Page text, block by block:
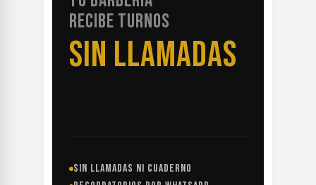
RECIBE TURNOS
SIN LLAMADAS
SIN LLAMADAS NI CUADERNO